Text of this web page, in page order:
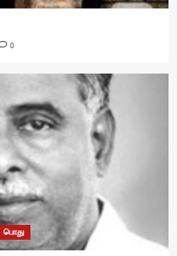
0
பொது